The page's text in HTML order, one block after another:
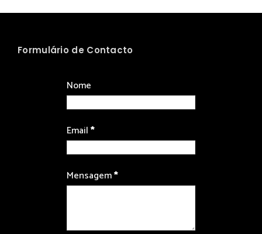
Formulário de Contacto
Nome
Email*
Mensagem*